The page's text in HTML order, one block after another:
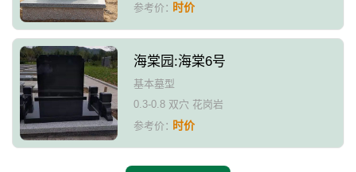
参考价：时价
海棠园:海棠6号
基本墓型
0.3-0.8 双穴 花岗岩
参考价：时价